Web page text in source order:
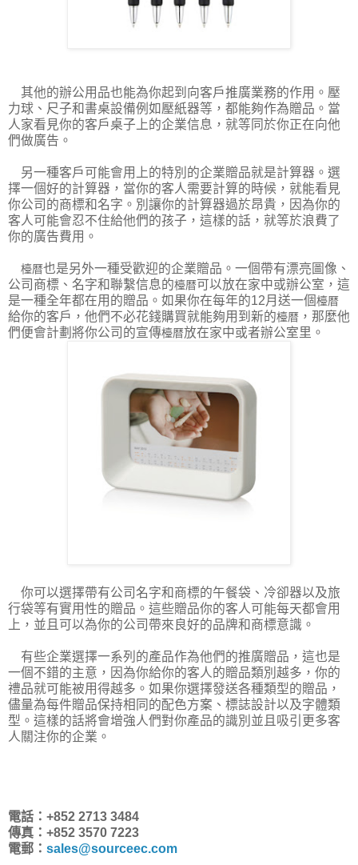
其他的辦公用品也能為你起到向客戶推廣業務的作用。壓
力球、尺子和書桌設備例如壓紙器等，都能夠作為贈品。當
人家看見你的客戶桌子上的企業信息，就等同於你正在向他
們做廣告。
另一種客戶可能會用上的特別的企業贈品就是計算器。選
擇一個好的計算器，當你的客人需要計算的時候，就能看見
你公司的商標和名字。別讓你的計算器過於昂貴，因為你的
客人可能會忍不住給他們的孩子，這樣的話，就等於浪費了
你的廣告費用。
檯暦也是另外一種受歡迎的企業贈品。一個帶有漂亮圖像、
公司商標、名字和聯繫信息的檯暦可以放在家中或辦公室，這
是一種全年都在用的贈品。如果你在每年的12月送一個 檯暦
給你的客戶，他們不必花錢購買就能夠用到新的檯暦 ，那麼他
們便會計劃將你公司的宣傳檯暦放在家中或者辦公室里。
你可以選擇帶有公司名字和商標的午餐袋、冷卻器以及旅
行袋等有實用性的贈品。這些贈品你的客人可能每天都會用
上，並且可以為你的公司帶來良好的品牌和商標意識。
有些企業選擇一系列的產品作為他們的推廣贈品，這也是
一個不錯的主意，因為你給你的客人的贈品類別越多，你的
禮品就可能被用得越多。如果你選擇發送各種類型的贈品，
儘量為每件贈品保持相同的配色方案、標誌設計以及字體類
型。這樣的話將會增強人們對你產品的識別並且吸引更多客
人關注你的企業。
電話：+852 2713 3484
傳真：+852 3570 7223
電郵： sales@sourceec.com